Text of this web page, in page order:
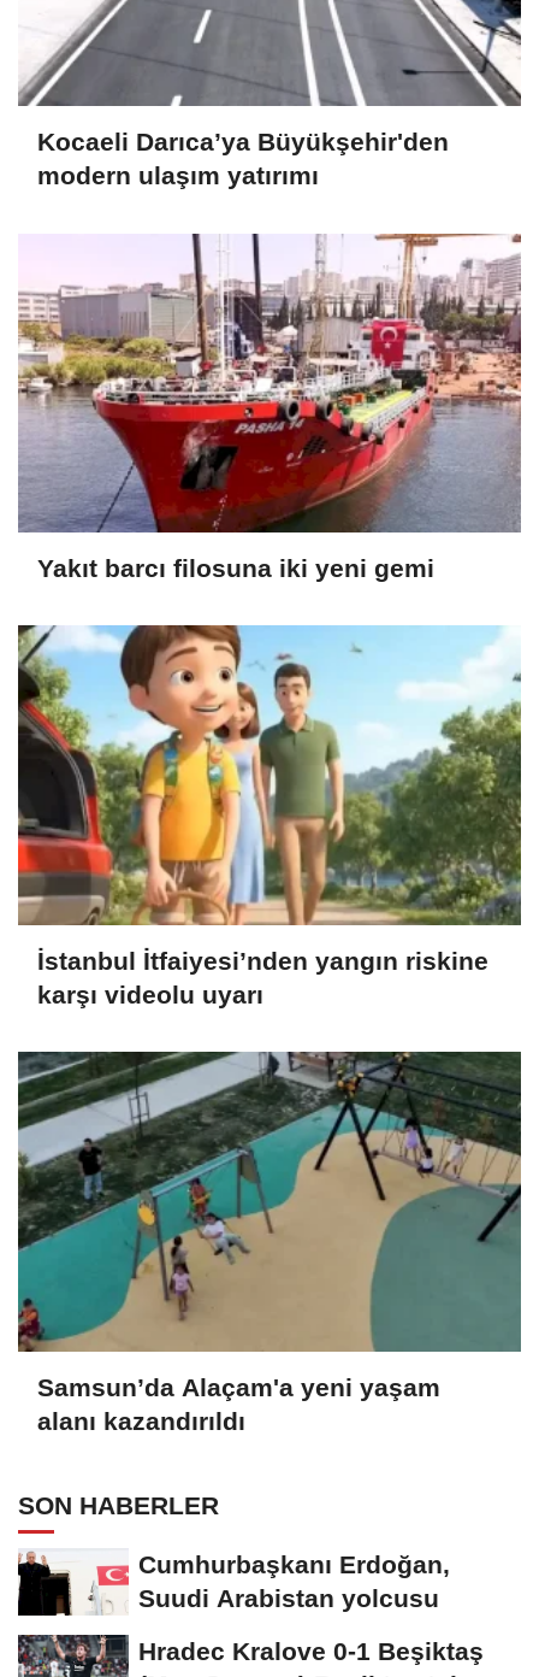
Kocaeli Darıca’ya Büyükşehir'den
modern ulaşım yatırımı
Yakıt barcı filosuna iki yeni gemi
İstanbul İtfaiyesi’nden yangın riskine
karşı videolu uyarı
Samsun’da Alaçam'a yeni yaşam
alanı kazandırıldı
SON HABERLER
Cumhurbaşkanı Erdoğan,
Suudi Arabistan yolcusu
Hradec Kralove 0-1 Beşiktaş